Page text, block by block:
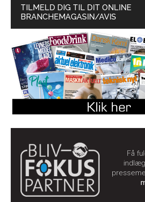
TILMELD DIG TIL DIT ONLINE
BRANCHEMAGASIN/AVIS
Få